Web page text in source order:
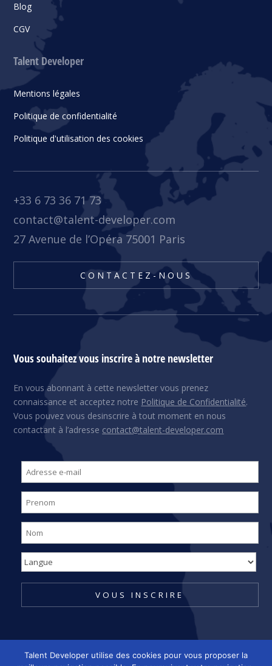
Blog
CGV
Talent Developer
Mentions légales
Politique de confidentialité
Politique d'utilisation des cookies
+33 6 73 36 71 73
contact@talent-developer.com
27 Avenue de l’Opéra 75001 Paris
CONTACTEZ-NOUS
Vous souhaitez vous inscrire à notre newsletter
En vous abonnant à cette newsletter vous prenez
connaissance et acceptez notre Politique de Confidentialité.
Vous pouvez vous desinscrire à tout moment en nous
contactant à l’adresse contact@talent-developer.com
Talent Developer utilise des cookies pour vous proposer la